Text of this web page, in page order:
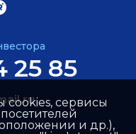
25 85
cookies, сервисы
и др.),